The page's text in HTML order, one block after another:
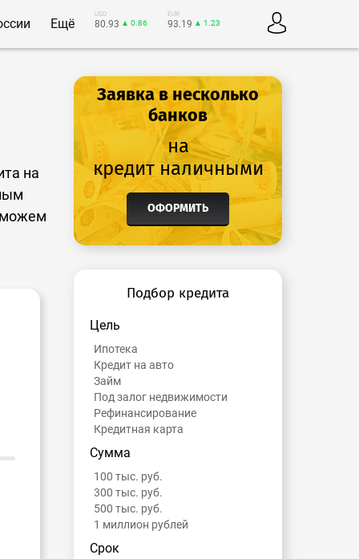
Ещё
USD
80.93 ▲ 0.86
EUR
93.19 ▲ 1.23
на
Заявка в несколько
банков
на
кредит наличными
ОФОРМИТЬ
Подбор кредита
Цель
Ипотека
Кредит на авто
Займ
Под залог недвижимости
Рефинансирование
Кредитная карта
Сумма
100 тыс. руб.
300 тыс. руб.
500 тыс. руб.
1 миллион рублей
Срок